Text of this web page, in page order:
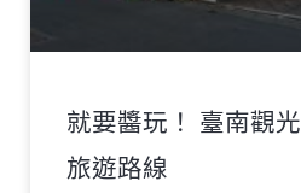
就要醬玩！ 臺南觀
旅遊路線